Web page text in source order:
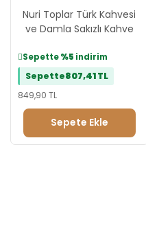
Nuri Toplar Türk Kahvesi
ve Damla Sakızlı Kahve
Sepette%5 indirim
Sepette807,41 TL
849,90 TL
Sepete Ekle